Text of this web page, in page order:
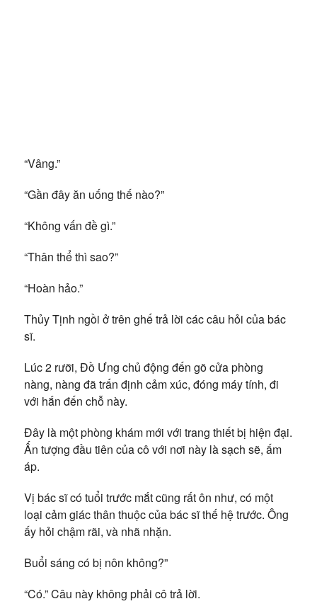
“Vâng.”
“Gần đây ăn uống thế nào?”
“Không vấn đề gì.”
“Thân thể thì sao?”
“Hoàn hảo.”
Thủy Tịnh ngồi ở trên ghế trả lời các câu hỏi của bác
sĩ.
Lúc 2 rưỡi, Đồ Ưng chủ động đến gõ cửa phòng
nàng, nàng đã trấn định cảm xúc, đóng máy tính, đi
với hắn đến chỗ này.
Đây là một phòng khám mới với trang thiết bị hiện đại.
Ấn tượng đầu tiên của cô với nơi này là sạch sẽ, ấm
áp.
Vị bác sĩ có tuổi trước mắt cũng rất ôn như, có một
loại cảm giác thân thuộc của bác sĩ thế hệ trước. Ông
ấy hỏi chậm rãi, và nhã nhặn.
Buổi sáng có bị nôn không?”
“Có.” Câu này không phải cô trả lời.